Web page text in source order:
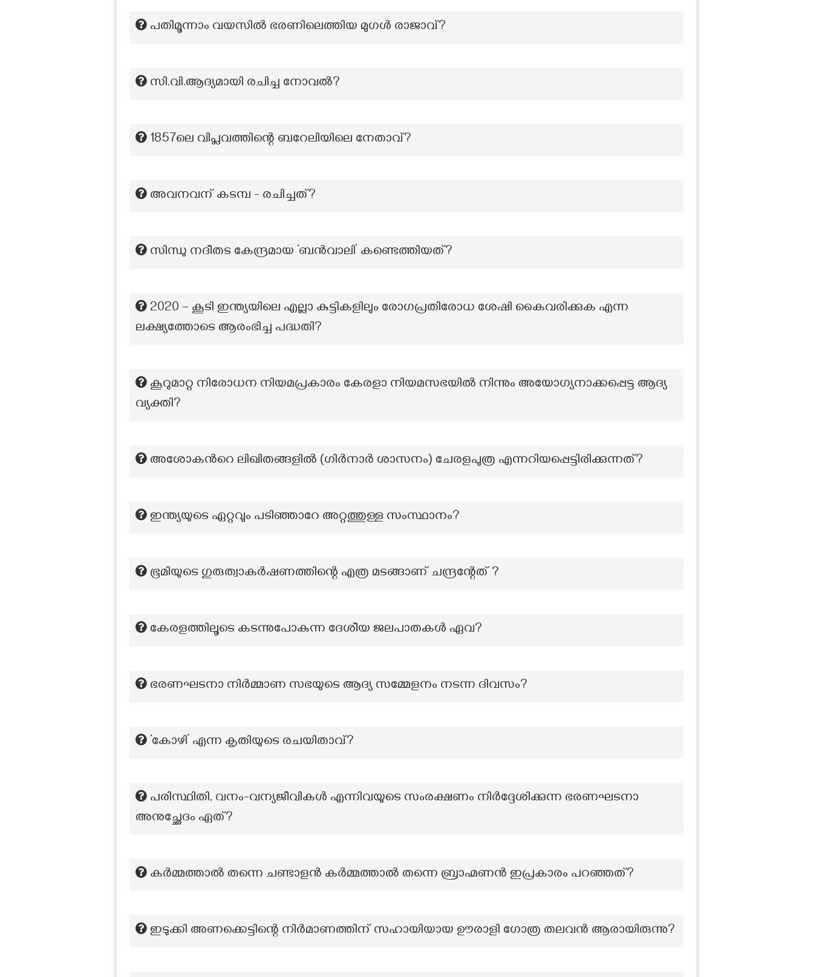
പതിമൂന്നാം വയസിൽ ഭരണിലെത്തിയ മുഗൾ രാജാവ്?
സി.വി.ആദ്യമായി രചിച്ച നോവല്‍?
1857ലെ വിപ്ലവത്തിന്റെ ബറേലിയിലെ നേതാവ്?
അവനവന് കടമ്പ - രചിച്ചത്?
സിന്ധു നദീതട കേന്ദ്രമായ ‘ബൻവാലി’ കണ്ടെത്തിയത്?
2020 – കൂടി ഇന്ത്യയിലെ എല്ലാ കുട്ടികളിലും രോഗപ്രതിരോധ ശേഷി കൈവരിക്കുക എന്ന
ലക്ഷ്യത്തോടെ ആരംഭിച്ച പദ്ധതി?
കൂറുമാറ്റ നിരോധന നിയമപ്രകാരം കേരളാ നിയമസഭയിൽ നിന്നും അയോഗ്യനാക്കപ്പെട്ട ആദ്യ
വ്യക്തി?
അശോകന്‍റെ ലിഖിതങ്ങളിൽ (ഗിർനാർ ശാസനം) ചേരളപുത്ര എന്നറിയപ്പെട്ടിരിക്കുന്നത്?
ഇന്ത്യയുടെ ഏറ്റവും പടിഞ്ഞാറേ അറ്റത്തുള്ള സംസ്ഥാനം?
ഭൂമിയുടെ ഗുരുത്വാകർഷണത്തിന്റെ എത്ര മടങ്ങാണ് ചന്ദ്രന്റേത് ?
കേരളത്തിലൂടെ കടന്നുപോകുന്ന ദേശീയ ജലപാതകൾ ഏവ?
ഭരണഘടനാ നിർമ്മാണ സഭയുടെ ആദ്യ സമ്മേളനം നടന്ന ദിവസം?
‘കോഴി’ എന്ന കൃതിയുടെ രചയിതാവ്?
പരിസ്ഥിതി, വനം-വന്യജീവികൾ എന്നിവയുടെ സംരക്ഷണം നിർദ്ദേശിക്കുന്ന ഭരണഘടനാ
അനുച്ഛേദം ഏത്?
കർമ്മത്താൽ തന്നെ ചണ്ടാളൻ കർമ്മത്താൽ തന്നെ ബ്രാഹ്മണൻ ഇപ്രകാരം പറഞ്ഞത്?
ഇടുക്കി അണക്കെട്ടിന്റെ നിർമാണത്തിന് സഹായിയായ ഊരാളി ഗോത്ര തലവൻ ആരായിരുന്നു?